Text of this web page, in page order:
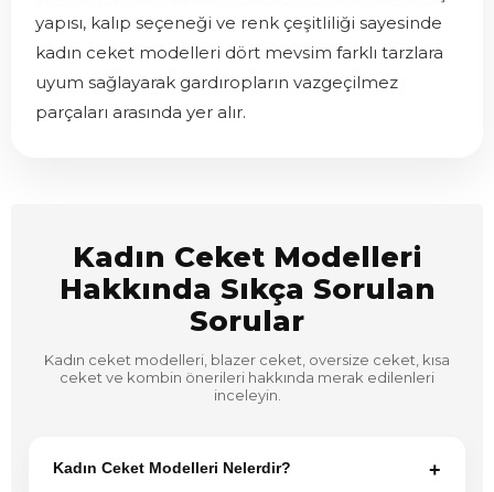
yapısı, kalıp seçeneği ve renk çeşitliliği sayesinde
kadın ceket modelleri dört mevsim farklı tarzlara
uyum sağlayarak gardıropların vazgeçilmez
parçaları arasında yer alır.
Kadın Ceket Modelleri
Hakkında Sıkça Sorulan
Sorular
Kadın ceket modelleri, blazer ceket, oversize ceket, kısa
ceket ve kombin önerileri hakkında merak edilenleri
inceleyin.
Kadın Ceket Modelleri Nelerdir? +